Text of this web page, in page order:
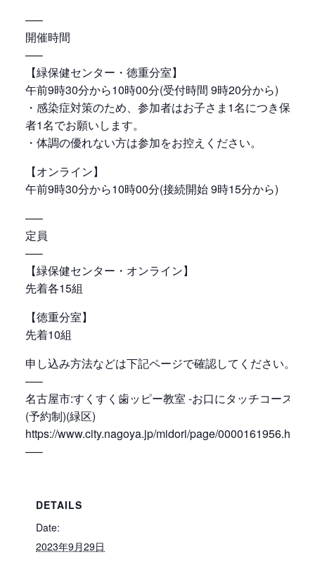
—–
開催時間
—–
【緑保健センター・徳重分室】
午前9時30分から10時00分(受付時間 9時20分から)
・感染症対策のため、参加者はお子さま1名につき保護
者1名でお願いします。
・体調の優れない方は参加をお控えください。
【オンライン】
午前9時30分から10時00分(接続開始 9時15分から)
—–
定員
—–
【緑保健センター・オンライン】
先着各15組
【徳重分室】
先着10組
申し込み方法などは下記ページで確認してください。
—–
名古屋市:すくすく歯ッピー教室 -お口にタッチコース-
(予約制)(緑区)
https://www.city.nagoya.jp/midori/page/0000161956.html
—–
DETAILS
Date:
2023年9月29日